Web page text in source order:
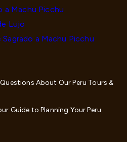
a Machu Picchu
Lujo
a Machu Picchu
About Our Peru Tours &
Guide to Planning Your Peru